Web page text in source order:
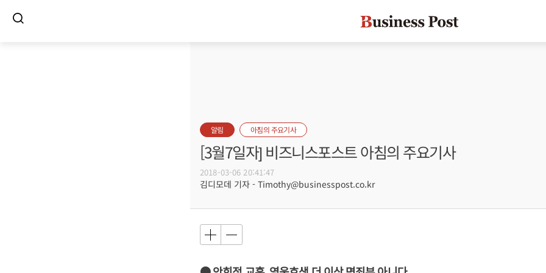
알림 아침의 주요기사
[3월7일자] 비즈니스포스트 아침의 주요기사
2018-03-06 20:41:47
김디모데 기자 - Timothy@businesspost.co.kr